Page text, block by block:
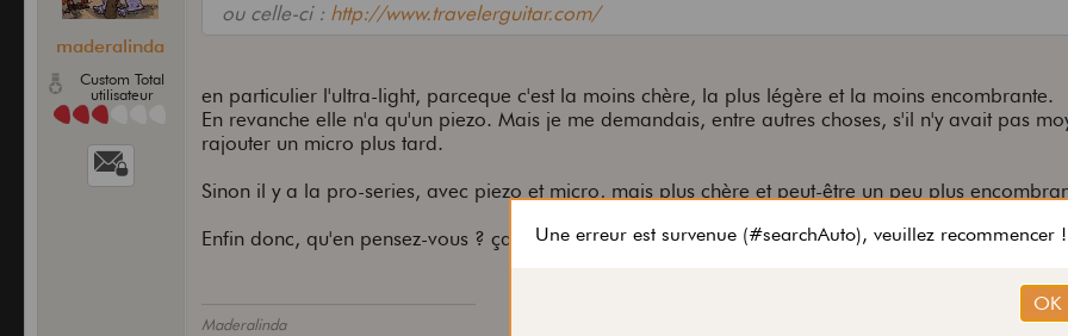
maderalinda
Custom Total
utilisateur
ou celle-ci : http://www.travelerguitar.com/
en particulier l'ultra-light, parceque c'est la moins chère, la plus légère et la moins encombrante.
En revanche elle n'a qu'un piezo. Mais je me demandais, entre autres choses, s'il n'y avait pas
rajouter un micro plus tard.
Sinon il y a la pro-series, avec piezo et micro, mais plus chère et peut-être un peu plus
Enfin donc, qu'en pensez-vous ? ça se joue ? ça sonne un peu ?
Maderalinda